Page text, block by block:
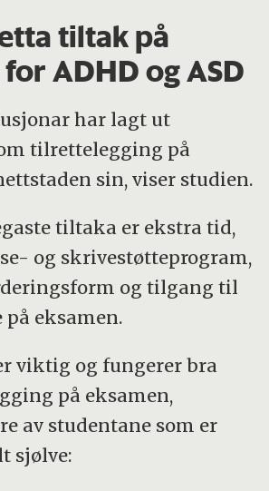
tiltak på
ADHD og ASD
har lagt ut
tilrettelegging på
sin, viser studien.
tiltaka er ekstra tid,
og skrivestøtteprogram,
og tilgang til
eksamen.
viktig og fungerer bra
på eksamen,
av studentane som er
sjølve: